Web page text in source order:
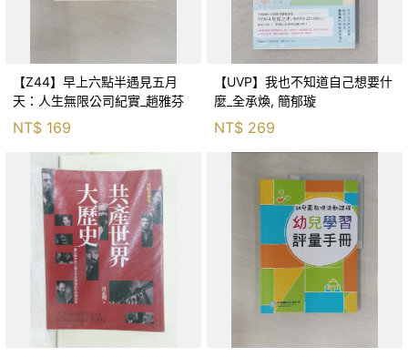
【Z44】早上六點半遇見五月
天：人生無限公司紀實_趙雅芬
NT$ 169
【UVP】我也不知道自己想要什
麼_全承煥, 簡郁璇
NT$ 269